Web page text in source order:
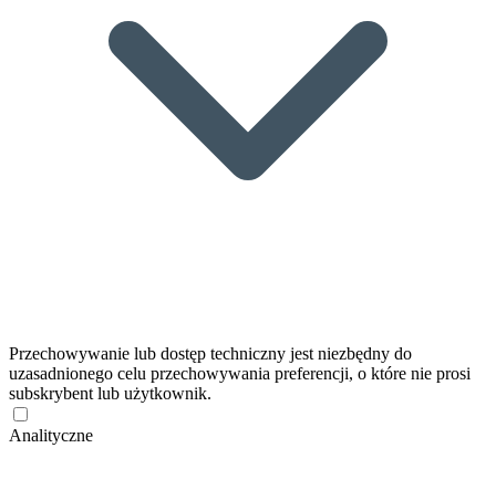
Przechowywanie lub dostęp techniczny jest niezbędny do
uzasadnionego celu przechowywania preferencji, o które nie prosi
subskrybent lub użytkownik.
Analityczne